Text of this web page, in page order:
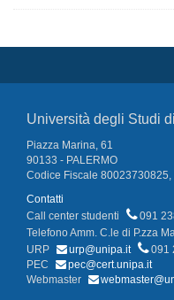
Università degli Studi
Piazza Marina, 61
90133 - PALERMO
Codice Fiscale 80023730825,
Contatti
Call center studenti
091
Telefono Amm. C.le di P.zza
URP
urp@unipa.it
091
PEC
pec@cert.unipa.it
Webmaster